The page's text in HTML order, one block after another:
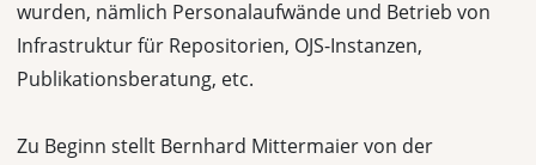
wurden, nämlich Personalaufwände und Betrieb von
Infrastruktur für Repositorien, OJS-Instanzen,
Publikationsberatung, etc.
Zu Beginn stellt Bernhard Mittermaier von der